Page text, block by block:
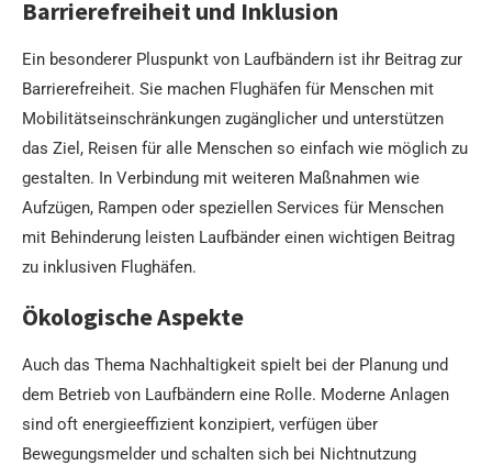
Barrierefreiheit und Inklusion
Ein besonderer Pluspunkt von Laufbändern ist ihr Beitrag zur
Barrierefreiheit. Sie machen Flughäfen für Menschen mit
Mobilitätseinschränkungen zugänglicher und unterstützen
das Ziel, Reisen für alle Menschen so einfach wie möglich zu
gestalten. In Verbindung mit weiteren Maßnahmen wie
Aufzügen, Rampen oder speziellen Services für Menschen
mit Behinderung leisten Laufbänder einen wichtigen Beitrag
zu inklusiven Flughäfen.
Ökologische Aspekte
Auch das Thema Nachhaltigkeit spielt bei der Planung und
dem Betrieb von Laufbändern eine Rolle. Moderne Anlagen
sind oft energieeffizient konzipiert, verfügen über
Bewegungsmelder und schalten sich bei Nichtnutzung